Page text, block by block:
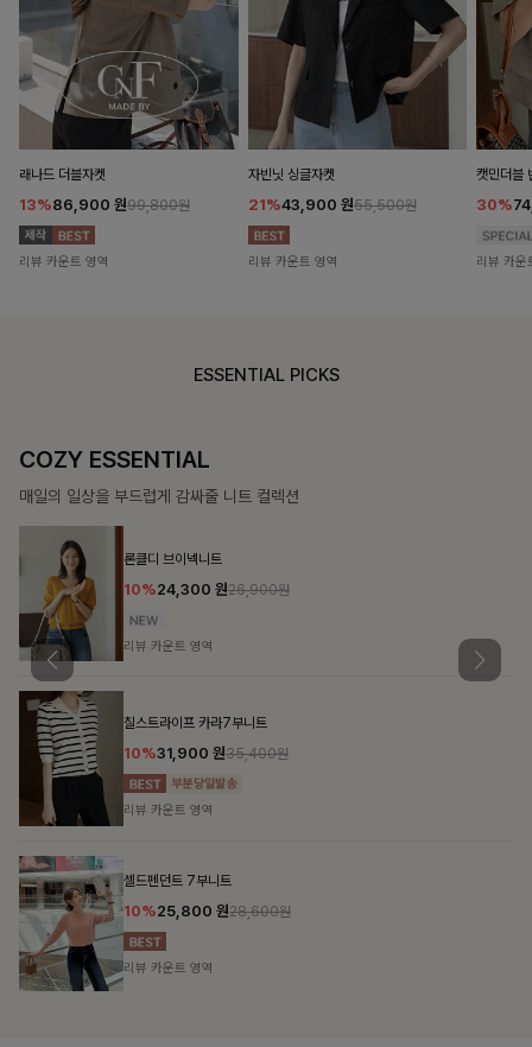
래나드 더블자켓
13%86,900 원99,800원
리뷰 카운트 영역
자빈닛 싱글자켓
21%43,900 원55,500원
리뷰 카운트 영역
캣민더블
30%
리뷰 카운
ESSENTIAL PICKS
COZY ESSENTIAL
매일의 일상을 부드럽게 감싸줄 니트 컬렉션
론클디 브이넥니트
10%24,300 원26,900원
리뷰 카운트 영역
칠스트라이프 카라7부니트
10%31,900 원35,400원
리뷰 카운트 영역
셀드펜던트 7부니트
10%25,800 원28,600원
리뷰 카운트 영역